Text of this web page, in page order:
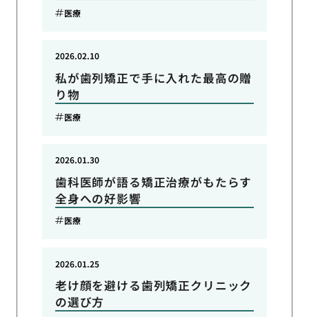
医療
私が歯列矯正で手に入れた最高の贈
り物
2026.02.10
医療
歯科医師が語る矯正治療がもたらす
全身への好影響
2026.01.30
医療
老け顔を避ける歯列矯正クリニック
の選び方
2026.01.25